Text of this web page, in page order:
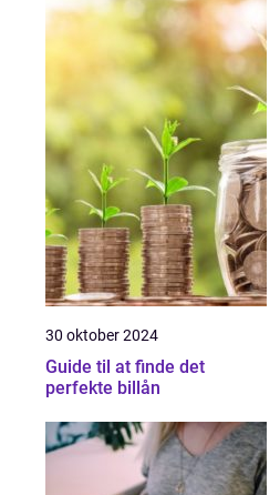
30 oktober 2024
Guide til at finde det
perfekte billån